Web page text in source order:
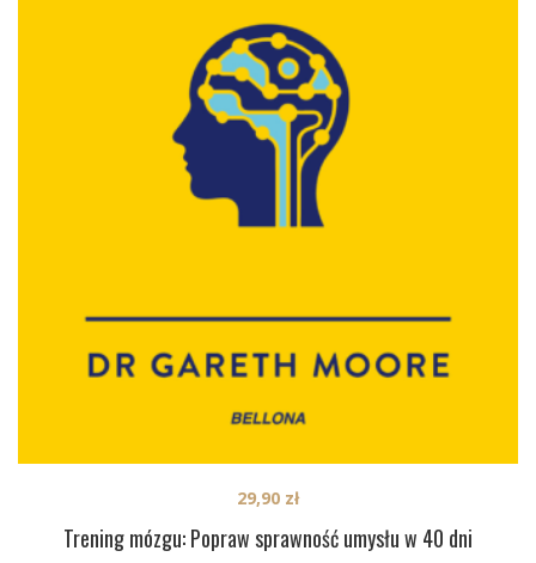
Trening mózgu: Popraw sprawność umysłu w 40 dni
29,90 zł